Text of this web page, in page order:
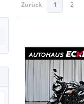
Zurück 1 2